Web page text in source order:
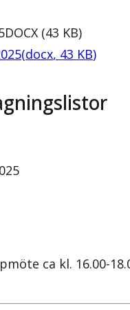
DOCX (43 KB)
(docx, 43 KB)
ca kl. 16.00-